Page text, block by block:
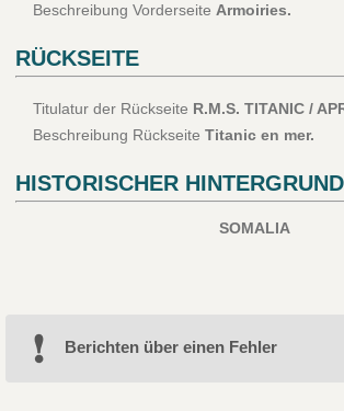
Beschreibung Vorderseite Armoiries.
RÜCKSEITE
Titulatur der Rückseite R.M.S. TITANIC /
Beschreibung Rückseite Titanic en mer.
HISTORISCHER HINTERGRUND
SOMALIA
Berichten über einen Fehler